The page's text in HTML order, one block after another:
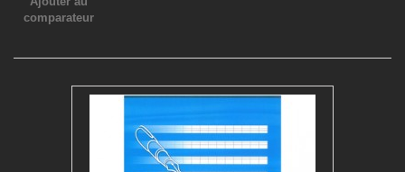
comparateur